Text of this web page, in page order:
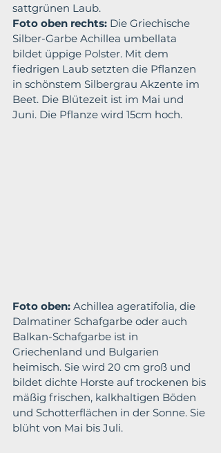
sattgrünen Laub.
Foto oben rechts: Die Griechische
Silber-Garbe Achillea umbellata
bildet üppige Polster. Mit dem
fiedrigen Laub setzten die Pflanzen
in schönstem Silbergrau Akzente im
Beet. Die Blütezeit ist im Mai und
Juni. Die Pflanze wird 15cm hoch.
Foto oben: Achillea ageratifolia, die
Dalmatiner Schafgarbe oder auch
Balkan-Schafgarbe ist in
Griechenland und Bulgarien
heimisch. Sie wird 20 cm groß und
bildet dichte Horste auf trockenen bis
mäßig frischen, kalkhaltigen Böden
und Schotterflächen in der Sonne. Sie
blüht von Mai bis Juli.